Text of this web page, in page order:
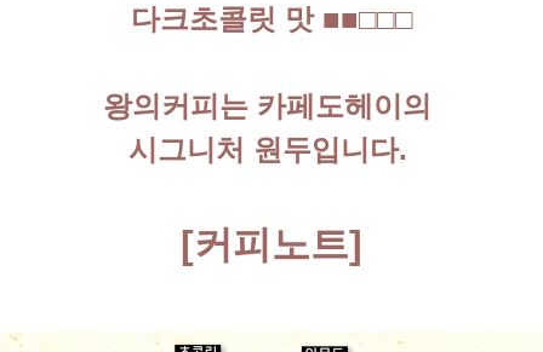
다크초콜릿 맛 ■■□□□
왕의커피는 카페도헤이의
시그니처 원두입니다.
[커피노트]